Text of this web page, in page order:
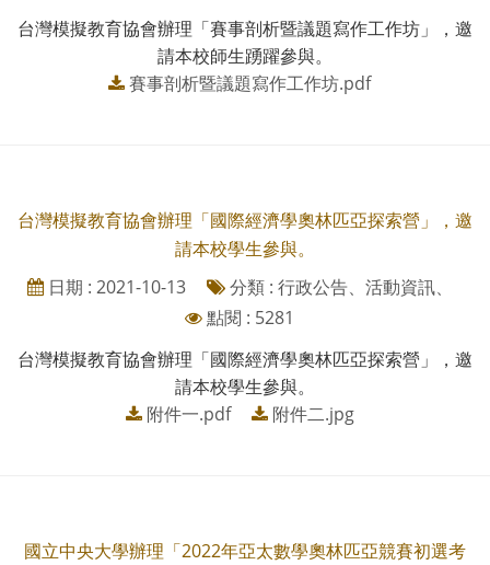
台灣模擬教育協會辦理「賽事剖析暨議題寫作工作坊」，邀
請本校師生踴躍參與。
賽事剖析暨議題寫作工作坊.pdf
台灣模擬教育協會辦理「國際經濟學奧林匹亞探索營」，邀
請本校學生參與。
日期 : 2021-10-13
分類 : 行政公告、活動資訊、
點閱 : 5281
台灣模擬教育協會辦理「國際經濟學奧林匹亞探索營」，邀
請本校學生參與。
附件一.pdf
附件二.jpg
國立中央大學辦理「2022年亞太數學奧林匹亞競賽初選考